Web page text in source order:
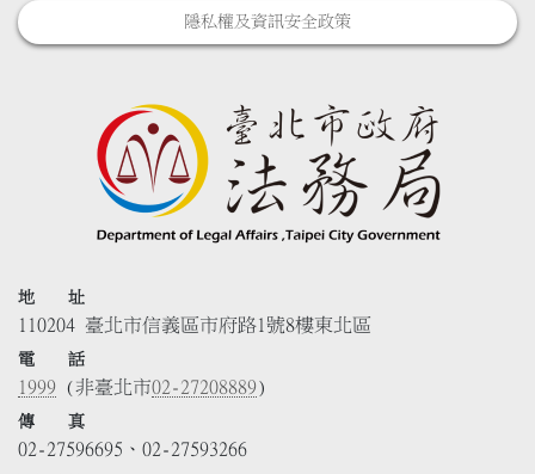
隱私權及資訊安全政策
地 址
110204 臺北市信義區市府路1號8樓東北區
電 話
1999 (非臺北市02-27208889)
傳 真
02-27596695、02-27593266